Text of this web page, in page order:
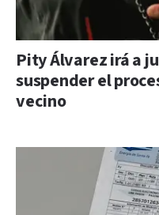
Pity Álvarez irá a
suspender el
vecino